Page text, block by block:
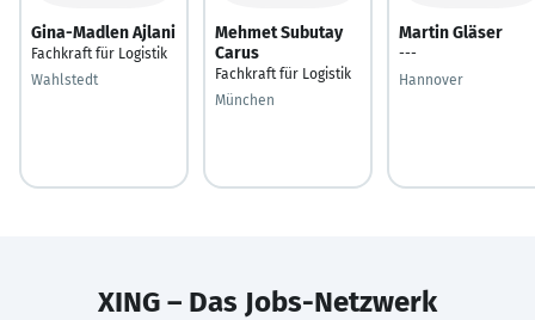
Gina-Madlen Ajlani
Fachkraft für Logistik
Wahlstedt
Mehmet Subutay
Carus
Fachkraft für Logistik
München
Martin Gläser
---
Hannover
XING – Das Jobs-Netzwerk